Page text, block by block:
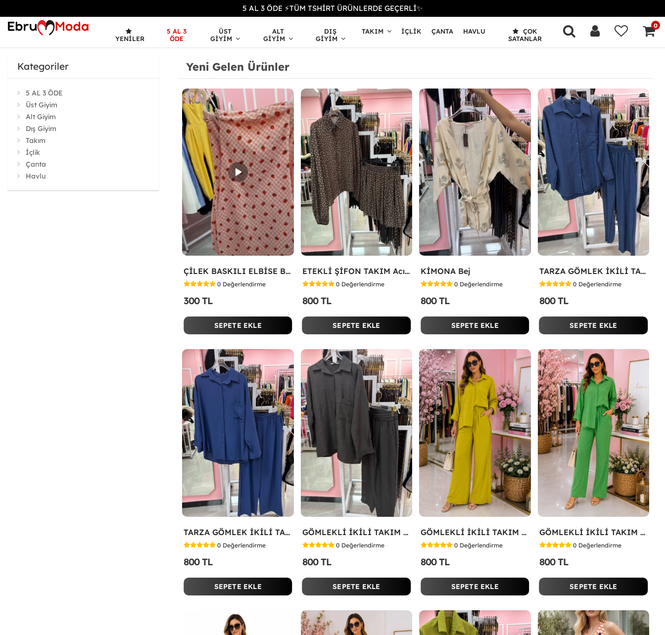
5 AL 3 ÖDE ⚡TÜM TSHİRT ÜRÜNLERDE GEÇERLİ✨
YENILER
5 AL 3
ÖDE
ÜST
GIYIM
ALT
GIYIM
DIŞ
GIYIM
TAKIM İÇLIK ÇANTA HAVLU
ÇOK
SATANLAR
0
Kategoriler
5 AL 3 ÖDE
Üst Giyim
Alt Giyim
Dış Giyim
Takım
İçlik
Çanta
Havlu
Yeni Gelen Ürünler
ÇİLEK BASKILI ELBİSE Bej
0 Değerlendirme
300 TL
SEPETE EKLE
ETEKLİ ŞİFON TAKIM Acı Kahve
0 Değerlendirme
800 TL
SEPETE EKLE
KİMONA Bej
0 Değerlendirme
800 TL
SEPETE EKLE
TARZA GÖMLEK İKİLİ TAKIM KOT KUMAŞ Mavi
0 Değerlendirme
800 TL
SEPETE EKLE
TARZA GÖMLEK İKİLİ TAKIM Lacivert
0 Değerlendirme
800 TL
SEPETE EKLE
GÖMLEKLİ İKİLİ TAKIM Siyah
0 Değerlendirme
800 TL
SEPETE EKLE
GÖMLEKLİ İKİLİ TAKIM Yağ Yeşili
0 Değerlendirme
800 TL
SEPETE EKLE
GÖMLEKLİ İKİLİ TAKIM Koyu Yeşil
0 Değerlendirme
800 TL
SEPETE EKLE